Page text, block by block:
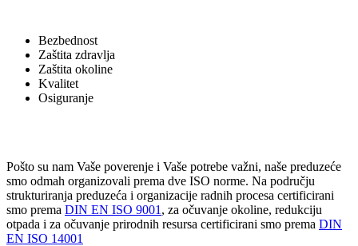
Bezbednost
Zaštita zdravlja
Zaštita okoline
Kvalitet
Osiguranje
Pošto su nam Vaše poverenje i Vaše potrebe važni, naše preduzeće
smo odmah organizovali prema dve ISO norme. Na području
strukturiranja preduzeća i organizacije radnih procesa certificirani
smo prema DIN EN ISO 9001 , za očuvanje okoline, redukciju
otpada i za očuvanje prirodnih resursa certificirani smo prema DIN
EN ISO 14001